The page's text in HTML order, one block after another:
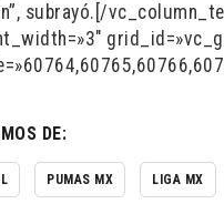
subrayó.[/
DE:
PUMAS MX LIGA MX